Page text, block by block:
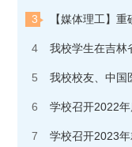
3
4
5 我校校友、中国
6 学校召开2022
7 学校召开2023